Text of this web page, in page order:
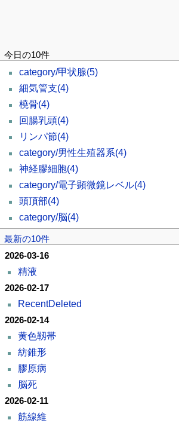
今日の10件
category/甲状腺(5)
細気管支(4)
橈骨(4)
回腸乳頭(4)
リンパ節(4)
category/男性生殖器系(4)
神経膠細胞(4)
category/電子顕微鏡レベル(4)
頭頂部(4)
category/脳(4)
最新の10件
2026-03-16
精液
2026-02-17
RecentDeleted
2026-02-14
黄色靱帯
紡錐形
膠原病
脳死
2026-02-11
筋線維